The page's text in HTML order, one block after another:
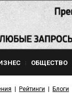
ОБЩЕСТВО
Рейтинги Блоги